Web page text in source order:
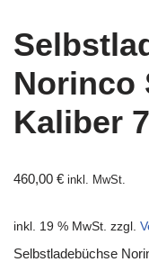
Norinco
Kaliber
460,00 € inkl. MwSt.
inkl. 19 % MwSt. zzgl.
Selbstladebüchse